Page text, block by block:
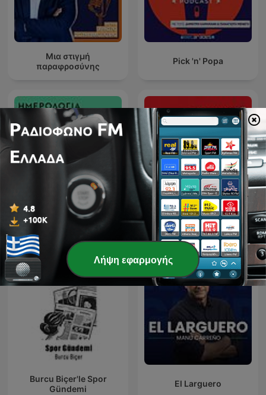
Μια στιγμή
παραφροσύνης
Pick 'n' Popa
Ημερολόγια Κυριακής
GoalPod Ολυμπιακός, με
τον Νίκο Σταματέλο
Burcu Biçer'le Spor
Gündemi
El Larguero
Λήψη εφαρμογής